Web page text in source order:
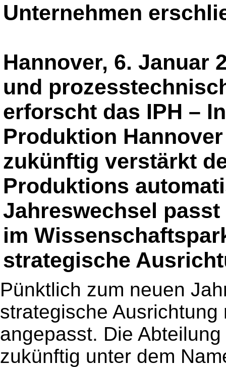
Unternehmen
Hannover, 6. Januar
und
erforscht das IPH –
Produktion
zukünftig verstärkt
Produktions
Jahreswechsel
im
strategische
Pünktlich zum neuen
strategische
angepasst. Die
zukünftig unter dem